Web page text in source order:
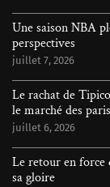
Une saison NBA
perspectives
juillet 7, 2026
Le rachat de
le marché des
juillet 6, 2026
Le retour en force
sa gloire